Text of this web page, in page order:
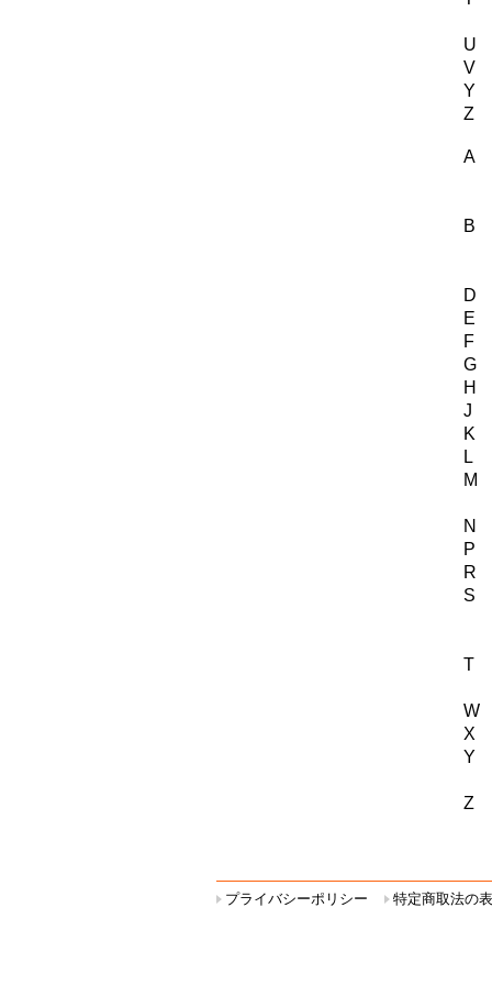
プライバシーポリシー 特定商取法の